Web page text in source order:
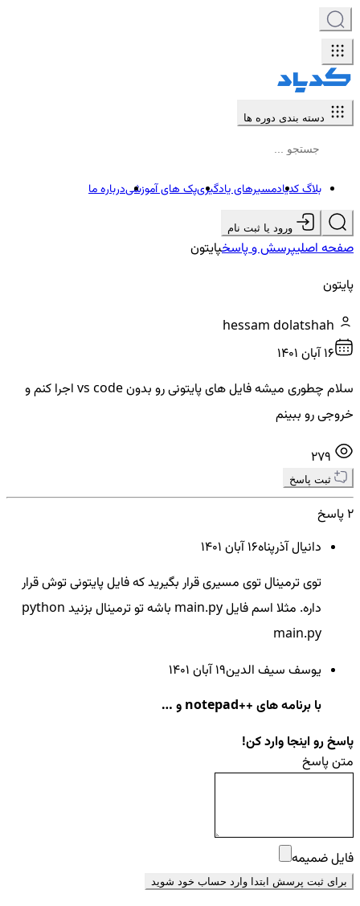
دسته بندی دوره ها
بلاگ کدیادمسیرهای یادگیریپک های آموزشیدرباره ما
ورود یا ثبت نام
صفحه اصلیپرسش و پاسخپایتون
پایتون
16 آبان ۱۴۰۱
سلام چطوری میشه فایل های پایتونی رو بدون vs code اجرا کنم و
خروجی رو ببینم
ثبت پاسخ
2 پاسخ
دانیال آذرپناه16 آبان ۱۴۰۱
توی ترمینال توی مسیری قرار بگیرید که فایل پایتونی توش قرار
داره. مثلا اسم فایل main.py باشه تو ترمینال بزنید python
main.py
یوسف سیف الدین19 آبان ۱۴۰۱
با برنامه های ++notepad و …
پاسخ رو اینجا وارد کن!
متن پاسخ
فایل ضمیمه
برای ثبت پرسش ابتدا وارد حساب خود شوید